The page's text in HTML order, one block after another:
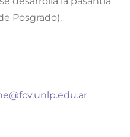
Posgrado).